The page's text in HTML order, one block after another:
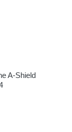
A-Shield